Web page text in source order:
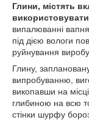
Глини, містять
випалюванні
під дією вологи
руйнування виробу.
Глину,
випробуванню,
викопавши на
глибиною на всю
стінки шурфу